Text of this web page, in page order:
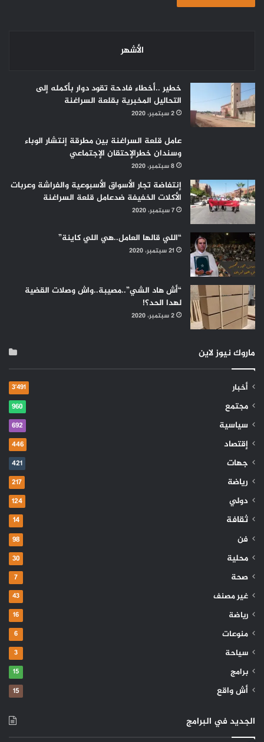
الأشهر
خطير ..أخطاء فادحة تقود دوار بأكمله إلى
التحاليل المخبرية بقلعة السراغنة
2 سبتمبر، 2020
عامل قلعة السراغنة بين مطرقة إنتشار الوباء
وسندان خطرالإحتقان الإجتماعي
8 سبتمبر، 2020
إنتفاضة تجار الأسواق الأسبوعية والفراشة وعربات
الأكلات الخفيفة ضدعامل قلعة السراغنة
7 سبتمبر، 2020
“اللي قالها العامل..هي اللي كاينة”
21 سبتمبر، 2020
“أش هاد الشي”..مصيبة..واش وصلات القضية
لهدا الحد؟!
2 سبتمبر، 2020
ماروك نيوز لاين
أخبار 3٬491
مجتمع 960
سياسية 692
إقتصاد 446
جهات 421
رياضة 217
دولي 124
ثقافة 14
فن 98
محلية 30
صحة 7
غير مصنف 43
رياضة 16
منوعات 6
سياحة 3
برامج 15
أش واقع 15
الجديد في البرامج